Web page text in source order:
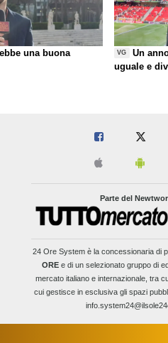
una buona
VG
Un
uguale e
Parte del
24 Ore Systemè la concessionaria di
OREe di un selezionato gruppo di
mercato italiano e internazionale, tra
cui gestisce in esclusiva gli spazi